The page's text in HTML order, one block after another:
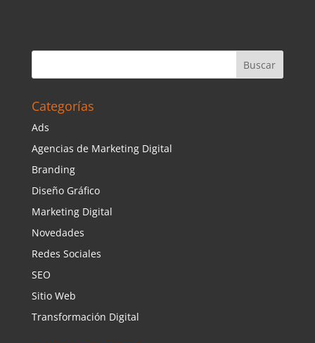
Categorías
Ads
Agencias de Marketing Digital
Branding
Diseño Gráfico
Marketing Digital
Novedades
Redes Sociales
SEO
Sitio Web
Transformación Digital